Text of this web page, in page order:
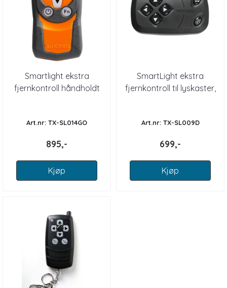
Smartlight ekstra
fjernkontroll håndholdt
Art.nr: TX-SL014GO
895,-
Kjøp
SmartLight ekstra
fjernkontroll til lyskaster,
Art.nr: TX-SL009D
699,-
Kjøp